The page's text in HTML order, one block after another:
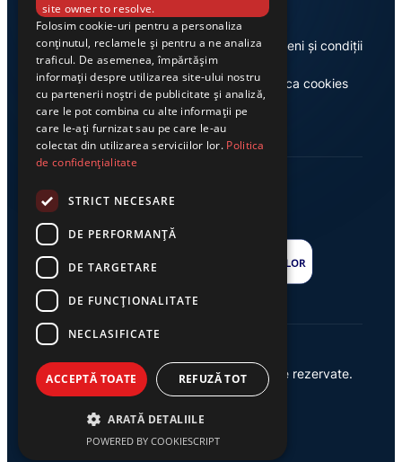
Despre noi
Casa de editură Exclusiv
Termeni și condiții
Politica cookies
© 2026 Ziarul Exclusiv – Toate drepturile rezervate.
Powered by {AW}
site owner to resolve.
Folosim cookie-uri pentru a personaliza
conținutul, reclamele și pentru a ne analiza
traficul. De asemenea, împărtășim
informații despre utilizarea site-ului nostru
cu partenerii noștri de publicitate și analiză,
care le pot combina cu alte informații pe
care le-ați furnizat sau pe care le-au
colectat din utilizarea serviciilor lor. Politica
de confidențialitate
STRICT NECESARE
DE PERFORMANȚĂ
DE TARGETARE
DE FUNCŢIONALITATE
NECLASIFICATE
ACCEPTĂ TOATE REFUZĂ TOT
ARATĂ DETALIILE
POWERED BY COOKIESCRIPT